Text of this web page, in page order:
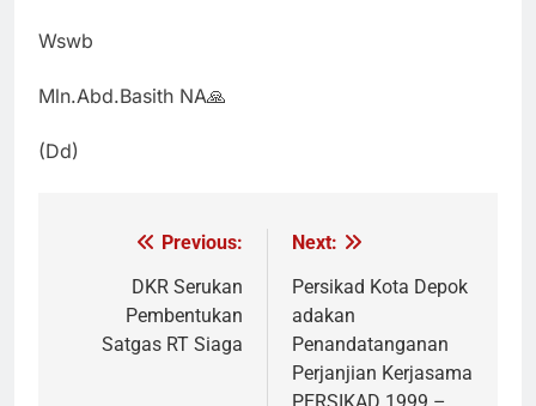
Wswb
Mln.Abd.Basith NA🙏
(Dd)
NavigasiPrevious:
DKR Serukan
Pembentukan
Satgas RT Siaga
Next:
Persikad Kota Depok
adakan
Penandatanganan
Perjanjian Kerjasama